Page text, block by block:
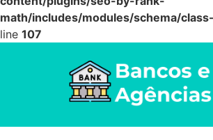
math/includes/modules/schema/
line 107